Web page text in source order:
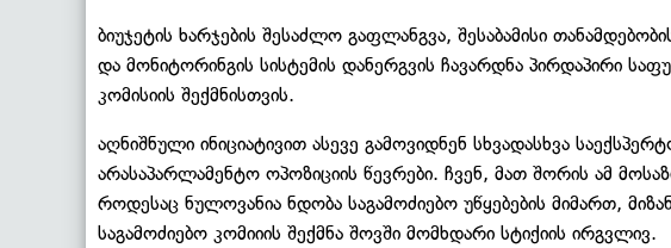
ბიუჯეტის ხარჯების შესაძლო გაფლანგვა, შესაბამისი
და მონიტორინგის სისტემის დანერგვის ჩავარდნა პირდაპირი
კომისიის შექმნისთვის.
აღნიშნული ინიციატივით ასევე გამოვიდნენ სხვადასხვა
არასაპარლამენტო ოპოზიციის წევრები. ჩვენ, მათ შორის ამ
როდესაც ნულოვანია ნდობა საგამოძიებო უწყებების მიმართ,
საგამოძიებო კომიიის შექმნა შოვში მომხდარი სტიქიის ირგვლივ.